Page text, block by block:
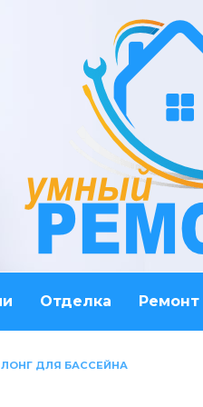
Отделка Ремонт
ДЛЯ БАССЕЙНА